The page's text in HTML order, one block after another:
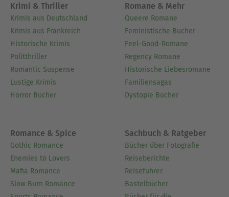
Krimi & Thriller
Krimis aus Deutschland
Krimis aus Frankreich
Historische Krimis
Politthriller
Romantic Suspense
Lustige Krimis
Horror Bücher
Romane & Mehr
Queere Romane
Feministische Bücher
Feel-Good-Romane
Regency Romane
Historische Liebesromane
Familiensagas
Dystopie Bücher
Romance & Spice
Gothic Romance
Enemies to Lovers
Mafia Romance
Slow Burn Romance
Sachbuch & Ratgeber
Bücher über Fotografie
Reiseberichte
Reiseführer
Bastelbücher